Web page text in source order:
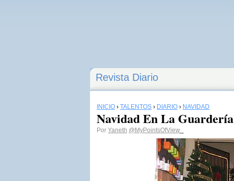
Revista Diario
INICIO › TALENTOS › DIARIO › NAVIDAD
Navidad En La Guardería
Por Yaneth @MyPointsOfView_